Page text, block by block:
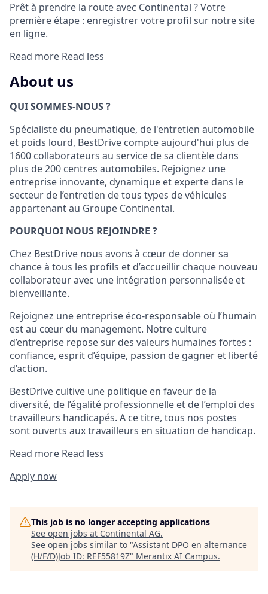
Prêt à prendre la route avec Continental ? Votre
première étape : enregistrer votre profil sur notre site
en ligne.
Read more Read less
About us
QUI SOMMES-NOUS ?
Spécialiste du pneumatique, de l'entretien automobile
et poids lourd, BestDrive compte aujourd'hui plus de
1600 collaborateurs au service de sa clientèle dans
plus de 200 centres automobiles. Rejoignez une
entreprise innovante, dynamique et experte dans le
secteur de l’entretien de tous types de véhicules
appartenant au Groupe Continental.
POURQUOI NOUS REJOINDRE ?
Chez BestDrive nous avons à cœur de donner sa
chance à tous les profils et d’accueillir chaque nouveau
collaborateur avec une intégration personnalisée et
bienveillante.
Rejoignez une entreprise éco-responsable où l’humain
est au cœur du management. Notre culture
d’entreprise repose sur des valeurs humaines fortes :
confiance, esprit d’équipe, passion de gagner et liberté
d’action.
BestDrive cultive une politique en faveur de la
diversité, de l’égalité professionnelle et de l’emploi des
travailleurs handicapés. A ce titre, tous nos postes
sont ouverts aux travailleurs en situation de handicap.
Read more Read less
Apply now
This job is no longer accepting applications
See open jobs at Continental AG.
See open jobs similar to "Assistant DPO en alternance
(H/F/D)Job ID: REF55819Z" Merantix AI Campus.